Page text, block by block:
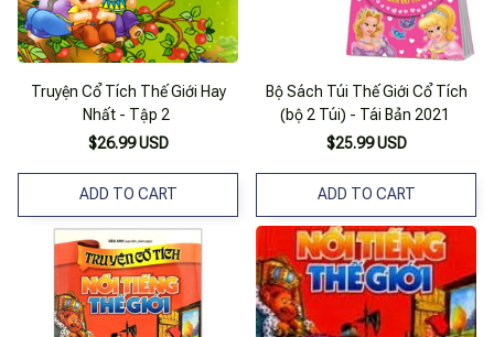
Truyện Cổ Tích Thế Giới Hay
Nhất - Tập 2
$26.99 USD
ADD TO CART
Bộ Sách Túi Thế Giới Cổ Tích
(bộ 2 Túi) - Tái Bản 2021
$25.99 USD
ADD TO CART